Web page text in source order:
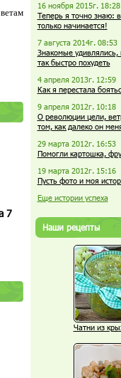
7
16 ноября 2015г. 18:28
Теперь я точно знаю:
только начинается!
7 августа 2014г. 08:53
Знакомые удивлялись,
так быстро похудеть
4 апреля 2013г. 12:59
Как я перестала
9 апреля 2012г. 10:18
О революции цели,
том, как далеко он
29 марта 2012г. 16:53
Помогли картошка,
19 марта 2012г. 15:16
Пусть фото и моя
Еще истории успеха
Наши рецепты
Чатни из